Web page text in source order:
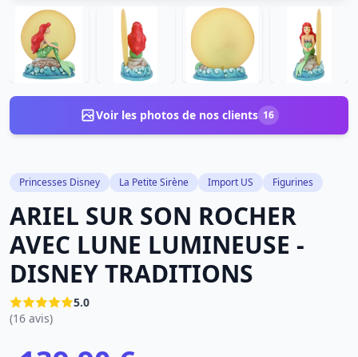
Voir les photos de nos clients 16
Princesses Disney La Petite Sirène Import US Figurines
ARIEL SUR SON ROCHER
AVEC LUNE LUMINEUSE -
DISNEY TRADITIONS
5.0
(16 avis)